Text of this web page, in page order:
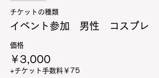
チケットの種類
イベント参加 男性 コスプレ
価格
￥3,000
+チケット手数料￥75